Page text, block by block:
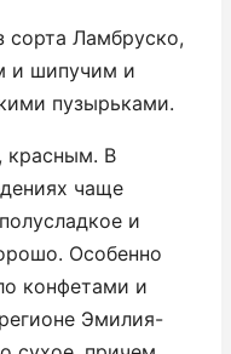
сорта Ламбруско,
и шипучим и
пузырьками.
красным. В
чаще
и
Особенно
конфетами и
Эмилия-